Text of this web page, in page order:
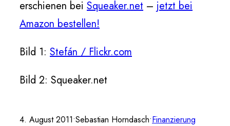
erschienen bei Squeaker.net – jetzt bei
Amazon bestellen!
Bild 1: Stefán / Flickr.com
Bild 2: Squeaker.net
4. August 2011•Sebastian Horndasch•Finanzierung